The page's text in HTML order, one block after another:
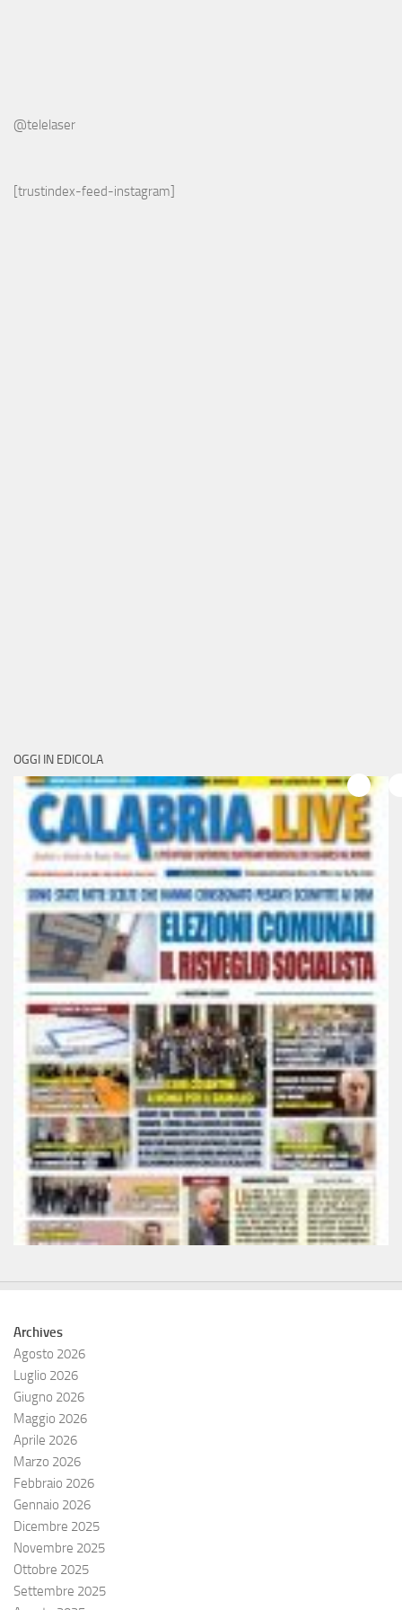
@telelaser
[trustindex-feed-instagram]
OGGI IN EDICOLA
Archives
Agosto 2026
Luglio 2026
Giugno 2026
Maggio 2026
Aprile 2026
Marzo 2026
Febbraio 2026
Gennaio 2026
Dicembre 2025
Novembre 2025
Ottobre 2025
Settembre 2025